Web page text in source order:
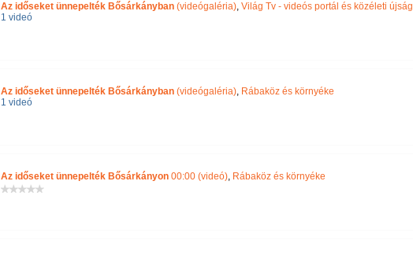
Az időseket ünnepelték Bősárkányban(videógaléria), Világ Tv - videós portál és közéleti újság
1 videó
Az időseket ünnepelték Bősárkányban(videógaléria), Rábaköz és környéke
1 videó
Az időseket ünnepelték Bősárkányon00:00 (videó), Rábaköz és környéke